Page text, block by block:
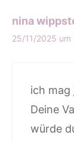
nina
25/11/2025 um
ich mag
Deine
würde